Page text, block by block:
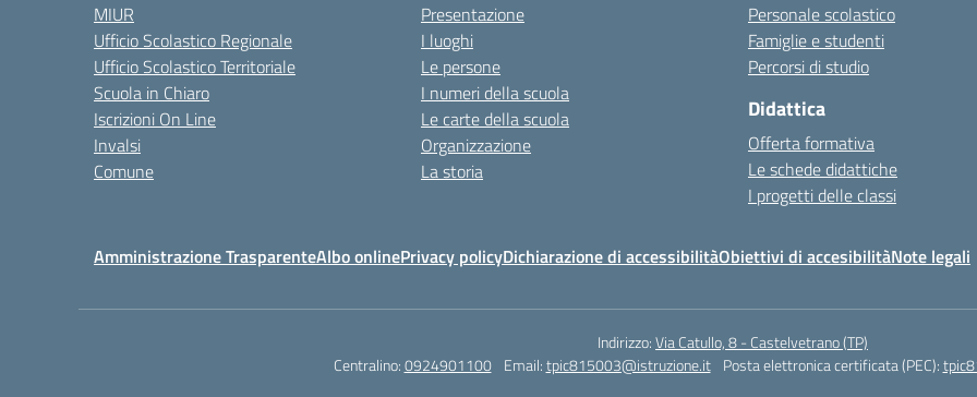
MIUR
Ufficio Scolastico Regionale
Ufficio Scolastico Territoriale
Scuola in Chiaro
Iscrizioni On Line
Invalsi
Comune
Presentazione
I luoghi
Le persone
I numeri della scuola
Le carte della scuola
Organizzazione
La storia
Personale scolastico
Famiglie e studenti
Percorsi di studio
Didattica
Offerta formativa
Le schede didattiche
I progetti delle classi
Amministrazione TrasparenteAlbo onlinePrivacy policyDichiarazione di accessibilitàObiettivi di accesibilitàNote legali
Indirizzo:Via Catullo, 8 - Castelvetrano (TP)
Centralino:0924901100 Email:tpic815003@istruzione.it Posta elettronica certificata (PEC):